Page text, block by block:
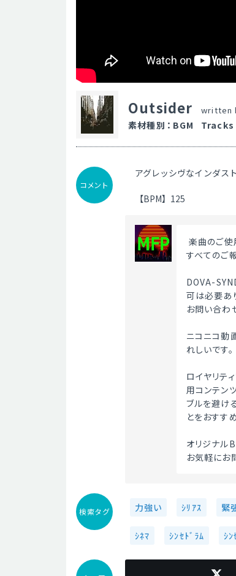
Outsider written
素材種別 ： BGM Tracks
コメント
アグレッシヴなインダス
【BPM】125
楽曲のご使
すべてのご
DOVA-
可は必要あ
お問い合わ
ニコニコ動
れしいです。
ロイヤリテ
用コンテン
ブルを避け
とをおすす
オリジナル
お気軽にお
検索タグ 力強い ｼﾘｱｽ 緊
ｼﾈﾏ ｼﾝｾﾄﾞﾗﾑ ｼﾝ